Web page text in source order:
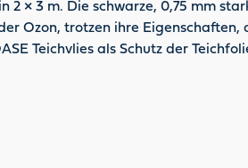
× 3 m. Die schwarze, 0,75 mm
Ozon, trotzen ihre
Teichvlies als Schutz der